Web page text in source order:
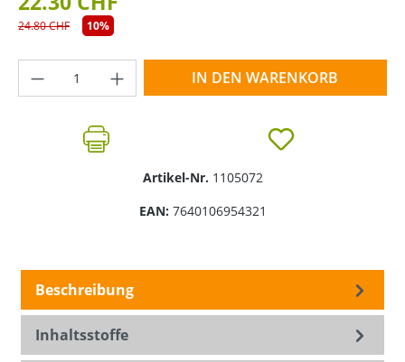
24.80 CHF 10%
Produkt Anzahl: Gib den gewünschten
IN DEN WARENKORB
Artikel-Nr. 1105072
EAN: 7640106954321
Beschreibung
Inhaltsstoffe